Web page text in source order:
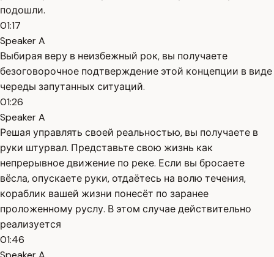
подошли.
01:17
Speaker A
Выбирая веру в неизбежный рок, вы получаете
безоговорочное подтверждение этой концепции в виде
череды запутанных ситуаций.
01:26
Speaker A
Решая управлять своей реальностью, вы получаете в
руки штурвал. Представьте свою жизнь как
непрерывное движение по реке. Если вы бросаете
вёсла, опускаете руки, отдаётесь на волю течения,
кораблик вашей жизни понесёт по заранее
проложенному руслу. В этом случае действительно
реализуется
01:46